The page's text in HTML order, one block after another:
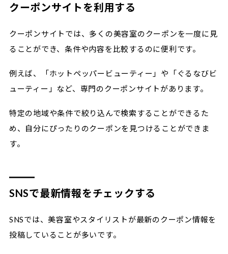
クーポンサイトを利用する
クーポンサイトでは、多くの美容室のクーポンを一度に見
ることができ、条件や内容を比較するのに便利です。
例えば、「ホットペッパービューティー」や「ぐるなびビ
ューティー」など、専門のクーポンサイトがあります。
特定の地域や条件で絞り込んで検索することができるた
め、自分にぴったりのクーポンを見つけることができま
す。
SNSで最新情報をチェックする
SNSでは、美容室やスタイリストが最新のクーポン情報を
投稿していることが多いです。